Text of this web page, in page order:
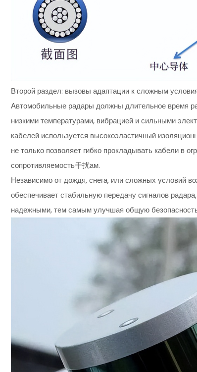
Второй раздел: вызовы адаптации к сложным
Автомобильные радары должны длительное время
низкими температурами, вибрацией и сильными
кабелей используется высокоэластичный
не только позволяет гибко прокладывать кабели в
сопротивляемость干扰ам.
Независимо от дождя, снега, или сложных условий
обеспечивает стабильную передачу сигналов
надежными, тем самым улучшая общую